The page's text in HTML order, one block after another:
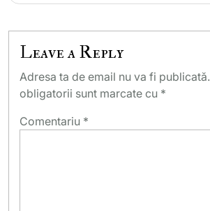
Leave a Reply
Adresa ta de email nu va fi publicată.
obligatorii sunt marcate cu *
Comentariu *